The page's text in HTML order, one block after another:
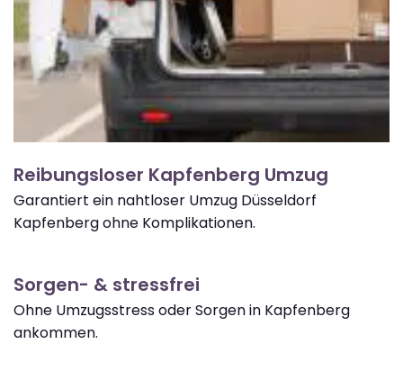
Reibungsloser Kapfenberg Umzug
Garantiert ein nahtloser Umzug Düsseldorf
Kapfenberg ohne Komplikationen.
Sorgen- & stressfrei
Ohne Umzugsstress oder Sorgen in Kapfenberg
ankommen.